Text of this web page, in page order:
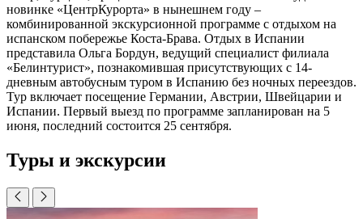
новинке «ЦентрКурорта» в нынешнем году –
комбинированной экскурсионной программе с отдыхом на
испанском побережье Коста-Брава. Отдых в Испании
представила Ольга Бордун, ведущий специалист филиала
«Белинтурист», познакомившая присутствующих с 14-
дневным автобусным туром в Испанию без ночных переездов.
Тур включает посещение Германии, Австрии, Швейцарии и
Испании. Первый выезд по программе запланирован на 5
июня, последний состоится 25 сентября.
Туры и экскурсии